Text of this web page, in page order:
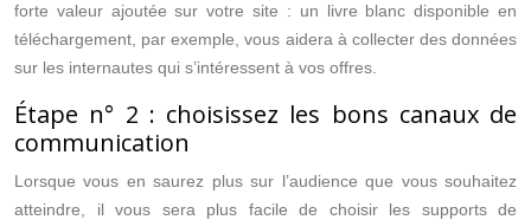
forte valeur ajoutée sur votre site : un livre blanc disponible en
téléchargement, par exemple, vous aidera à collecter des données
sur les internautes qui s’intéressent à vos offres.
Étape n° 2 : choisissez les bons canaux de
communication
Lorsque vous en saurez plus sur l’audience que vous souhaitez
atteindre, il vous sera plus facile de choisir les supports de